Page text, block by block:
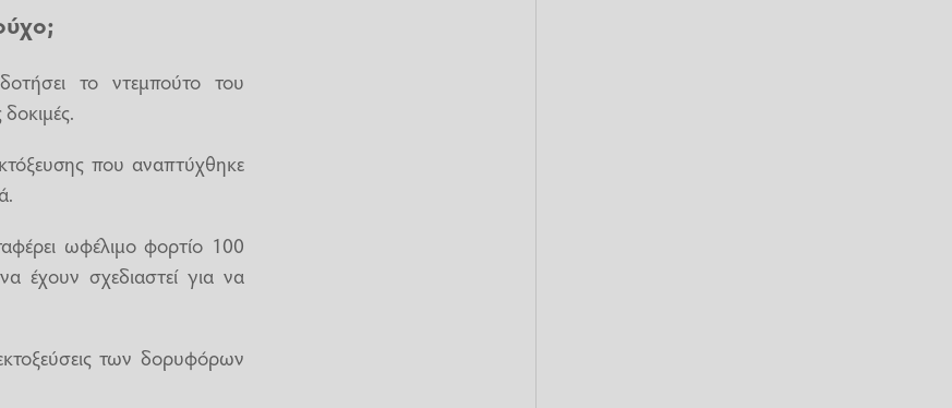
το ντεμπούτο του
που αναπτύχθηκε
ωφέλιμο φορτίο 100
έχουν σχεδιαστεί για να
των δορυφόρων